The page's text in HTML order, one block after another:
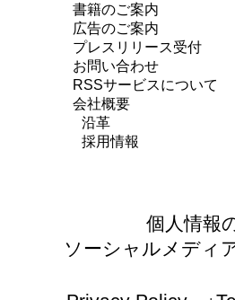
書籍のご案内
広告のご案内
プレスリリース受付
お問い合わせ
RSSサービスについて
会社概要
沿革
採用情報
個人情報
ソーシャルメディ